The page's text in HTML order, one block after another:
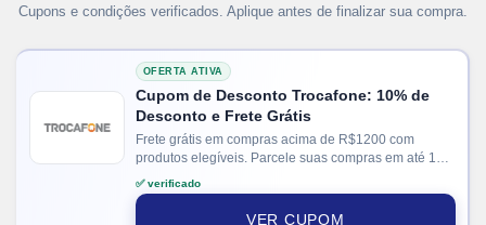
Cupons e condições verificados. Aplique antes de finalizar sua compra.
OFERTA ATIVA
Cupom de Desconto Trocafone: 10% de
Desconto e Frete Grátis
Frete grátis em compras acima de R$1200 com
produtos elegíveis. Parcele suas compras em até 12x
no cartão. Ganhe + 15% de desconto em pagamentos
via PIX.
✅ verificado
VER CUPOM